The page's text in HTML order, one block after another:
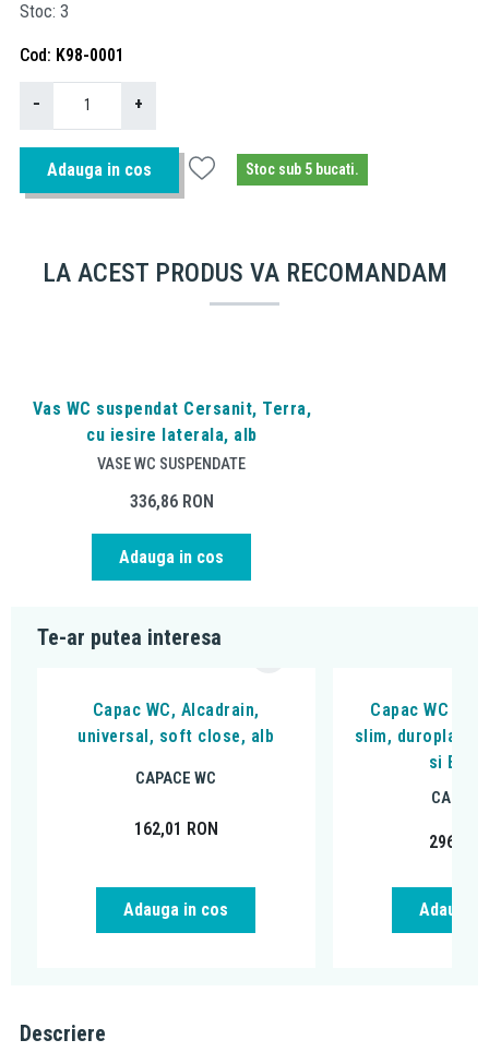
Stoc 3
Cod K98-0001
− +
Adauga in cos Stoc sub 5 bucati.
LA ACEST PRODUS VA RECOMANDAM
Vas WC suspendat Cersanit, Terra,
cu iesire laterala, alb
VASE WC SUSPENDATE
336,86 RON
Adauga in cos
Te-ar putea interesa
Capac WC, Alcadrain,
universal, soft close, alb
CAPACE WC
162,01 RON
Adauga in cos
Capac WC
slim, duroplast
si
296,31
Adauga
Descriere